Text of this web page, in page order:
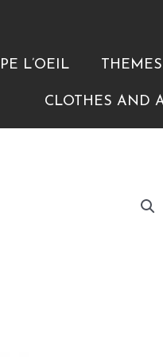
L’OEIL THEMES
CLOTHES AND